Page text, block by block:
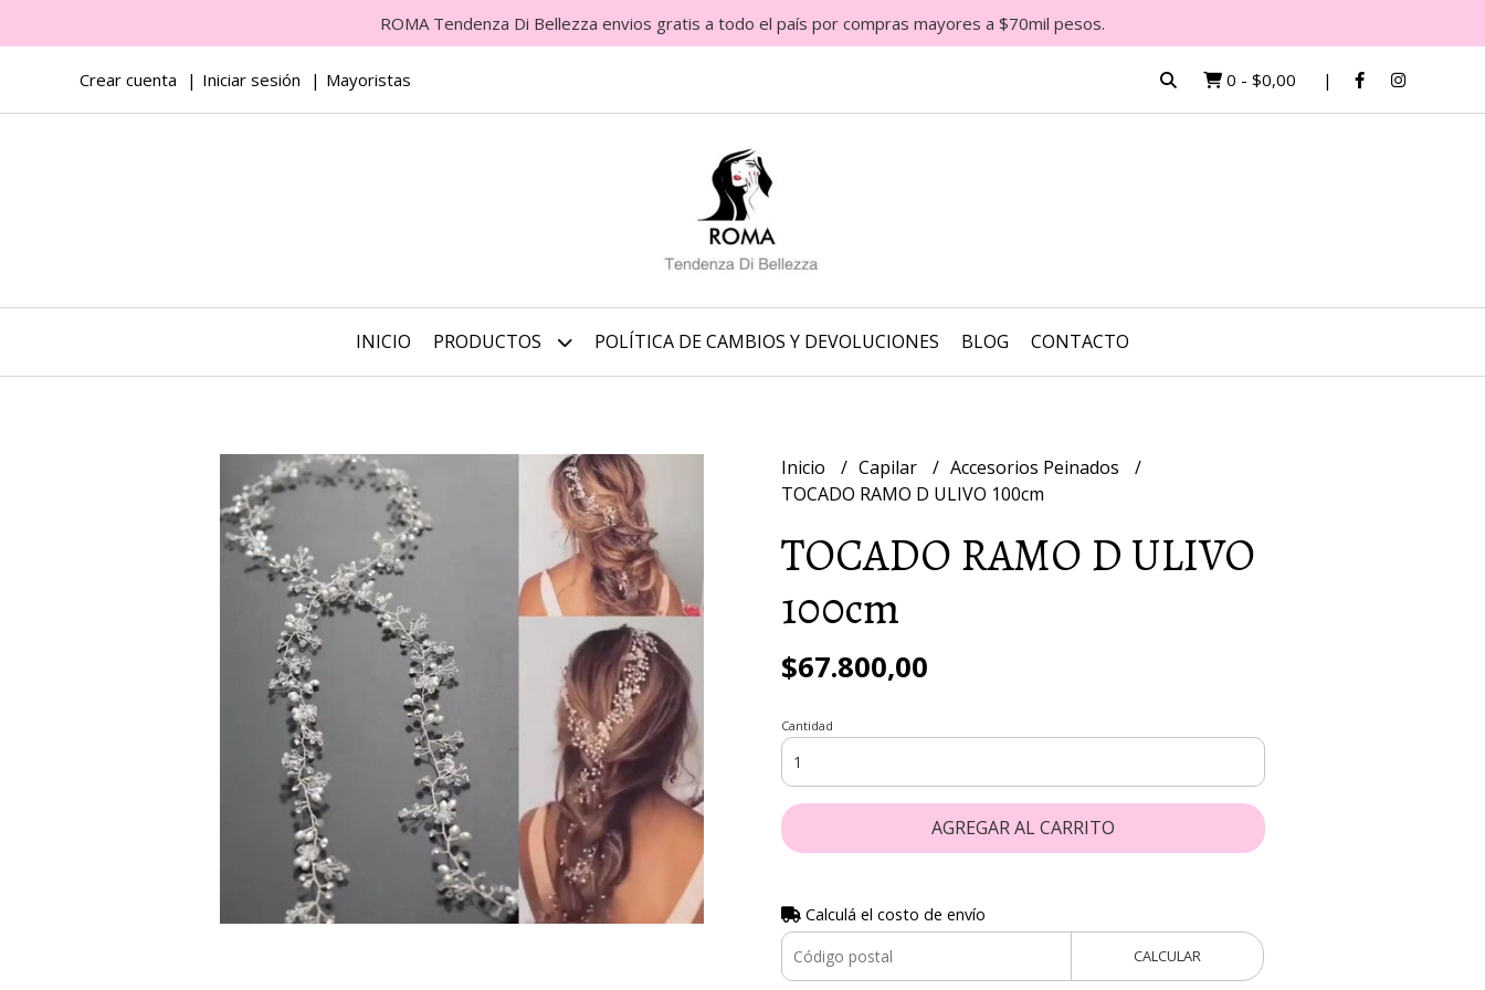
ROMA Tendenza Di Bellezza envios gratis a todo el país por compras mayores a $70mil pesos.
Crear cuenta Iniciar sesión Mayoristas 0 - $0,00
INICIO PRODUCTOS POLÍTICA DE CAMBIOS Y DEVOLUCIONES BLOG CONTACTO
Inicio Capilar
Accesorios Peinados
TOCADO RAMO D ULIVO 100cm
TOCADO RAMO D ULIVO
100cm
$67.800,00
Cantidad
AGREGAR AL CARRITO
Calculá el costo de envío
CALCULAR